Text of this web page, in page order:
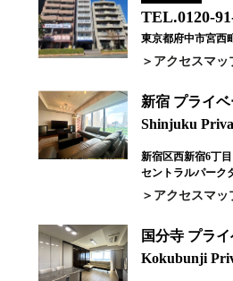
TEL.0120-
東京都府中市宮西
アクセスマッ
新宿 プライ
Shinjuku
新宿区西新宿6丁目
セントラルパーク
アクセスマッ
国分寺 プラ
Kokubunji